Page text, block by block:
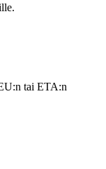
tai ETA:n